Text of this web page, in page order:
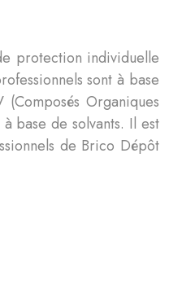
protection individuelle
sont à base
Organiques
base de solvants. Il est
de Brico Dépôt